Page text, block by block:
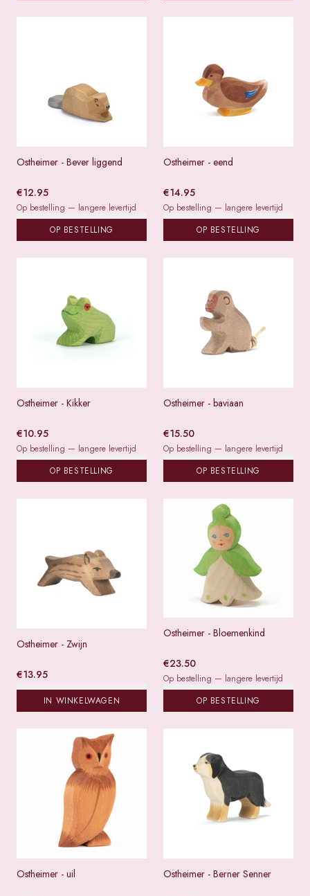
Ostheimer - Bever liggend
€12.95
Op bestelling — langere levertijd
OP BESTELLING
Ostheimer - eend
€14.95
Op bestelling — langere levertijd
OP BESTELLING
Ostheimer - Kikker
€10.95
Op bestelling — langere levertijd
OP BESTELLING
Ostheimer - baviaan
€15.50
Op bestelling — langere levertijd
OP BESTELLING
Ostheimer - Zwijn
€13.95
IN WINKELWAGEN
Ostheimer - Bloemenkind
€23.50
Op bestelling — langere levertijd
OP BESTELLING
Ostheimer - uil Ostheimer - Berner Senner